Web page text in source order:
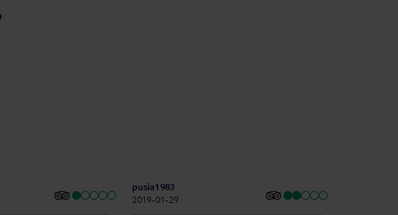
pusia1983
2019-01-29